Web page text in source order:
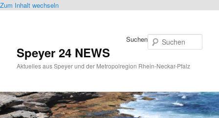
Zum Inhalt wechseln
Speyer 24 NEWS
Aktuelles aus Speyer und der Metropolregion Rhein-Neckar-Pfalz
Suchen